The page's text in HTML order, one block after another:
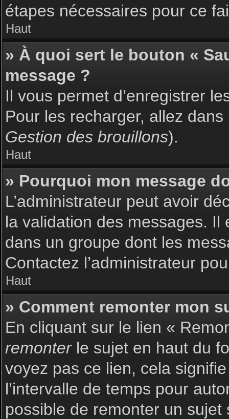
étapes nécessaires pour ce
Haut
» À quoi sert le bouton «
message ?
Il vous permet d’enregistrer
Pour les recharger, allez
Gestion des brouillons).
Haut
» Pourquoi mon message
L’administrateur peut avoir
la validation des messages. Il
dans un groupe dont les
Contactez l’administrateur
Haut
» Comment remonter mon
En cliquant sur le lien «
remonterle sujet en haut du
voyez pas ce lien, cela
l’intervalle de temps pour
possible de remonter un